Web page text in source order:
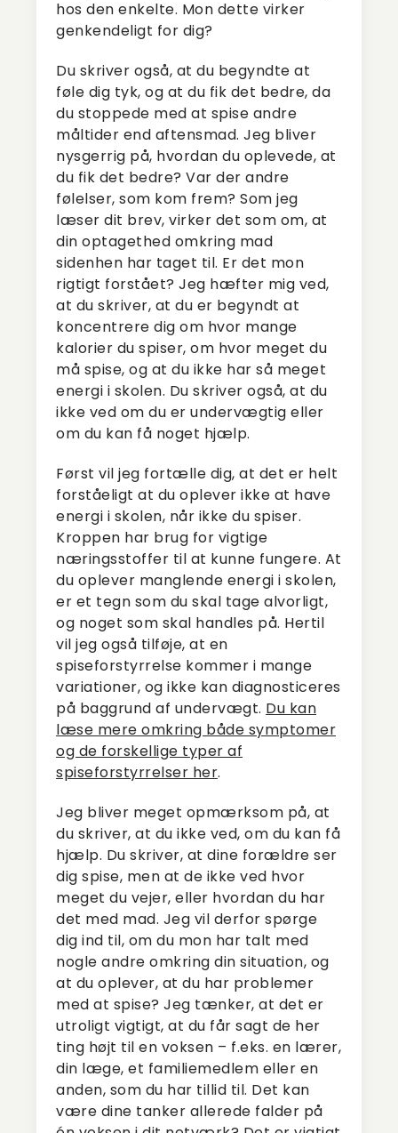
hos den enkelte. Mon dette virker
genkendeligt for dig?
Du skriver også, at du begyndte at
føle dig tyk, og at du fik det bedre, da
du stoppede med at spise andre
måltider end aftensmad. Jeg bliver
nysgerrig på, hvordan du oplevede, at
du fik det bedre? Var der andre
følelser, som kom frem? Som jeg
læser dit brev, virker det som om, at
din optagethed omkring mad
sidenhen har taget til. Er det mon
rigtigt forstået? Jeg hæfter mig ved,
at du skriver, at du er begyndt at
koncentrere dig om hvor mange
kalorier du spiser, om hvor meget du
må spise, og at du ikke har så meget
energi i skolen. Du skriver også, at du
ikke ved om du er undervægtig eller
om du kan få noget hjælp.
Først vil jeg fortælle dig, at det er helt
forståeligt at du oplever ikke at have
energi i skolen, når ikke du spiser.
Kroppen har brug for vigtige
næringsstoffer til at kunne fungere. At
du oplever manglende energi i skolen,
er et tegn som du skal tage alvorligt,
og noget som skal handles på. Hertil
vil jeg også tilføje, at en
spiseforstyrrelse kommer i mange
variationer, og ikke kan diagnosticeres
på baggrund af undervægt. Du kan
læse mere omkring både symptomer
og de forskellige typer af
spiseforstyrrelser her.
Jeg bliver meget opmærksom på, at
du skriver, at du ikke ved, om du kan få
hjælp. Du skriver, at dine forældre ser
dig spise, men at de ikke ved hvor
meget du vejer, eller hvordan du har
det med mad. Jeg vil derfor spørge
dig ind til, om du mon har talt med
nogle andre omkring din situation, og
at du oplever, at du har problemer
med at spise? Jeg tænker, at det er
utroligt vigtigt, at du får sagt de her
ting højt til en voksen – f.eks. en lærer,
din læge, et familiemedlem eller en
anden, som du har tillid til. Det kan
være dine tanker allerede falder på